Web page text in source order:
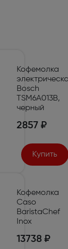
Кофемолка
Bosch
TSM6A013B,
черный
2857 ₽
Купить
Кофемолка
Caso
BaristaChef
Inox
13738 ₽